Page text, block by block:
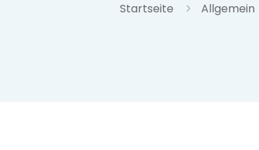
Startseite Allgemein